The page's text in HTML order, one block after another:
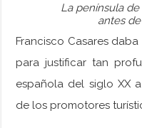
La península de
antes
Francisco Casares
para justificar tan
española del siglo XX
de los promotores